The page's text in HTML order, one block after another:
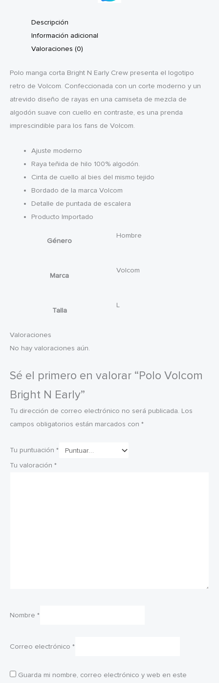
Descripción
Información adicional
Valoraciones (0)
Polo manga corta Bright N Early Crew presenta el logotipo
retro de Volcom. Confeccionada con un corte moderno y un
atrevido diseño de rayas en una camiseta de mezcla de
algodón suave con cuello en contraste, es una prenda
imprescindible para los fans de Volcom.
Ajuste moderno
Raya teñida de hilo 100% algodón.
Cinta de cuello al bies del mismo tejido
Bordado de la marca Volcom
Detalle de puntada de escalera
Producto Importado
Género
Hombre
Marca
Volcom
Talla
L
Valoraciones
No hay valoraciones aún.
Sé el primero en valorar “Polo Volcom
Bright N Early”
Tu dirección de correo electrónico no será publicada. Los
campos obligatorios están marcados con *
Tu puntuación *
Tu valoración *
Nombre *
Correo electrónico *
Guarda mi nombre, correo electrónico y web en este